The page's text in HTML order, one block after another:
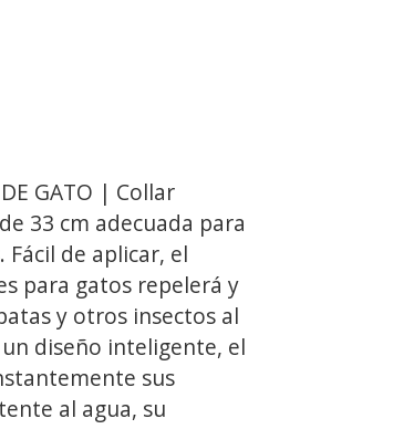
DE GATO | Collar
33 cm adecuada para
de aplicar, el
para gatos repelerá y
y otros insectos al
diseño inteligente, el
sus
al agua, su